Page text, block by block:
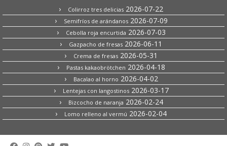
Colirroz tres delicias 2026-07-22
Semifríos de arándanos 2026-07-09
Cebolla roja encurtida 2026-07-03
Gazpacho de fresas 2026-06-11
Crema de fresas 2026-05-31
Pastas kakaobrötchen 2026-04-18
Bacalao al horno 2026-04-02
Lentejas con langostinos 2026-03-17
Bizcocho de naranja 2026-02-24
Lomo relleno al vermú 2026-02-04